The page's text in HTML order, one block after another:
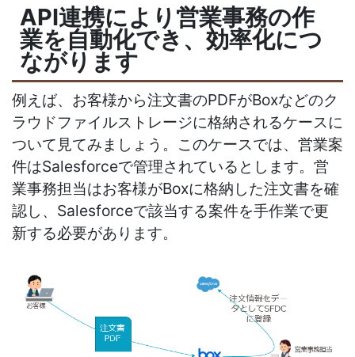
API連携により営業事務の作
業を自動化でき、効率化につ
ながります
例えば、お客様から注文書のPDFがBoxなどのク
ラウドファイルストレージに格納されるケースに
ついて見てみましょう。このケースでは、営業案
件はSalesforceで管理されているとします。営
業事務担当はお客様がBoxに格納した注文書を確
認し、Salesforceで該当する案件を手作業で更
新する必要があります。